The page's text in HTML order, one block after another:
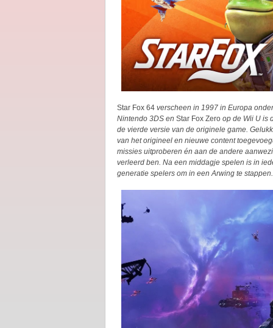
Star Fox 64 verscheen in 1997 in Europa
Nintendo 3DS en Star Fox Zero op de Wii U is
de vierde versie van de originele game.
van het origineel en nieuwe content
missies uitproberen én aan de andere
verleerd ben. Na een middagje spelen is in
generatie spelers om in een Arwing te stappen.